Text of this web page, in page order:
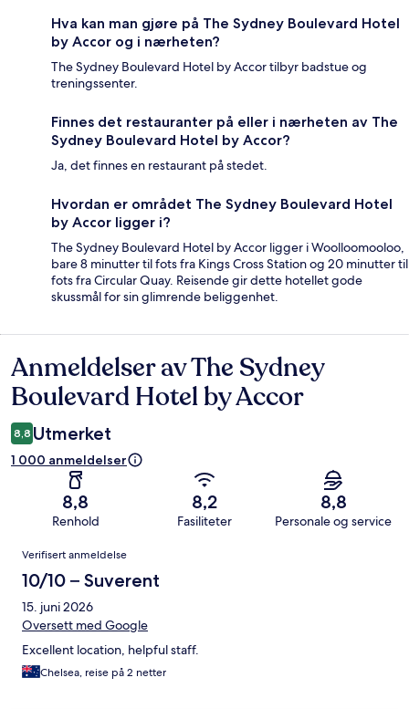
Hva kan man gjøre på The Sydney Boulevard Hotel
by Accor og i nærheten?
The Sydney Boulevard Hotel by Accor tilbyr badstue og
treningssenter.
Finnes det restauranter på eller i nærheten av The
Sydney Boulevard Hotel by Accor?
Ja, det finnes en restaurant på stedet.
Hvordan er området The Sydney Boulevard Hotel
by Accor ligger i?
The Sydney Boulevard Hotel by Accor ligger i Woolloomooloo,
bare 8 minutter til fots fra Kings Cross Station og 20 minutter til
fots fra Circular Quay. Reisende gir dette hotellet gode
skussmål for sin glimrende beliggenhet.
Anmeldelser
Anmeldelser av The Sydney
Boulevard Hotel by Accor
8,8 Utmerket
1 000 anmeldelser
8,8
Renhold
8,2
Fasiliteter
8,8
Personale og service
Anmeldelser
Verifisert anmeldelse
10/10 – Suverent
15. juni 2026
Oversett med Google
Excellent location, helpful staff.
Chelsea, reise på 2 netter